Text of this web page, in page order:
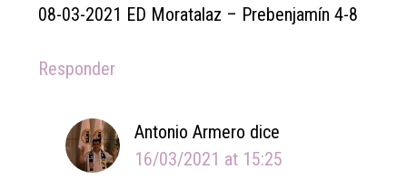
08-03-2021 ED Moratalaz – Prebenjamín 4-8
Responder
Antonio Armero dice
16/03/2021 at 15:25